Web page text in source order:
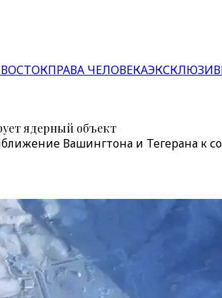
ПРАВА ЧЕЛОВЕКАЭКСКЛЮЗИВ
ядерный объект
Вашингтона и Тегерана к